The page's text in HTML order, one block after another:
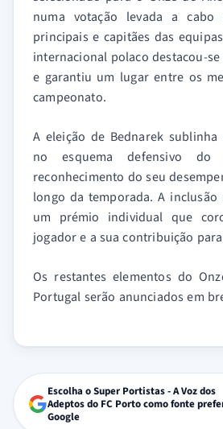
numa votação levada a cabo
principais e capitães das
internacional polaco destacou-
e garantiu um lugar entre os
campeonato.
A eleição de Bednarek
no esquema defensivo
reconhecimento do seu
longo da temporada. A
um prémio individual que
jogador e a sua contribuição
Os restantes elementos do
Portugal serão anunciados em
Escolha o Super Portistas - A Voz dos
Adeptos do FC Porto como fonte
Google